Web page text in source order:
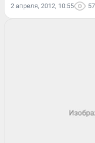
2 апреля, 2012, 10:55